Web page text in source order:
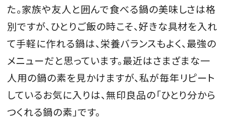
FORTUNE
SDGs
MAGAZINE
た。家族や友人と囲んで食べる鍋の美味しさは格
別ですが、ひとりご飯の時こそ、好きな具材を入れ
て手軽に作れる鍋は、栄養バランスもよく、最強の
メニューだと思っています。最近はさまざまな一
人用の鍋の素を見かけますが、私が毎年リピート
しているお気に入りは、無印良品の「ひとり分から
つくれる鍋の素」です。